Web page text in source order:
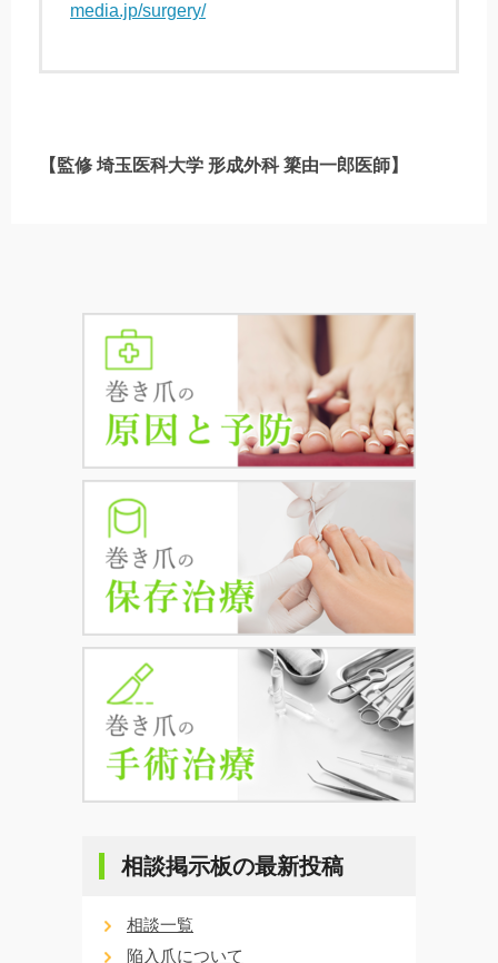
media.jp/surgery/
【監修 埼玉医科大学 形成外科 簗由一郎医師】
相談掲示板の最新投稿
相談一覧
陥入爪について